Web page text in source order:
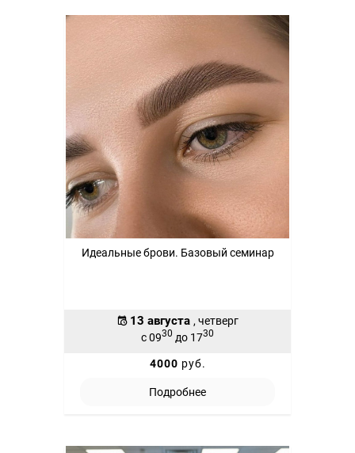
Идеальные брови. Базовый семинар
13 августа , четверг
с 0930 до 1730
4000 руб.
Подробнее